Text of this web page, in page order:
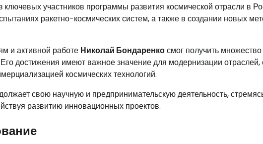
ключевых участников программы развития космической отрасли в
ракетно-космических систем, а также в создании новых
и активной работе Николай Бондаренкосмог получить
достижения имеют важное значение для модернизации отраслей,
космических технологий.
свою научную и предпринимательскую деятельность,
развитию инновационных проектов.